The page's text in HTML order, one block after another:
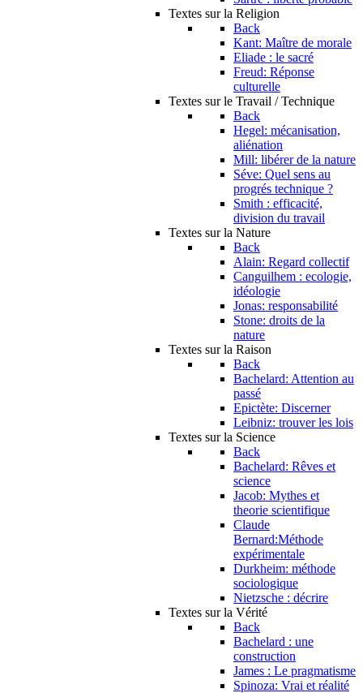
Textes sur la Religion
Back
Kant: Maître de morale
Eliade : le sacré
Freud: Réponse
culturelle
Textes sur le Travail / Technique
Back
Hegel: mécanisation,
aliénation
Mill: libérer de la nature
Séve: Quel sens au
progrés technique ?
Smith : efficacité,
division du travail
Textes sur la Nature
Back
Alain: Regard collectif
Canguilhem : ecologie,
idéologie
Jonas: responsabilité
Stone: droits de la
nature
Textes sur la Raison
Back
Bachelard: Attention au
passé
Epictète: Discerner
Leibniz: trouver les lois
Textes sur la Science
Back
Bachelard: Rêves et
science
Jacob: Mythes et
theorie scientifique
Claude
Bernard:Méthode
expérimentale
Durkheim: méthode
sociologique
Nietzsche : décrire
Textes sur la Vérité
Back
Bachelard : une
construction
James : Le pragmatisme
Spinoza: Vrai et réalité